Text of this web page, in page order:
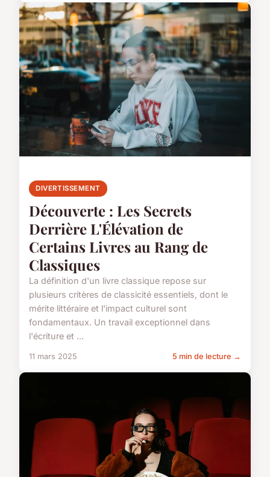
DIVERTISSEMENT
Découverte : Les Secrets
Derrière L'Élévation de
Certains Livres au Rang de
Classiques
La définition d'un livre classique repose sur
plusieurs critères de classicité essentiels, dont le
mérite littéraire et l'impact culturel sont
fondamentaux. Un travail exceptionnel dans
l'écriture et ...
11 mars 2025 5 min de lecture →